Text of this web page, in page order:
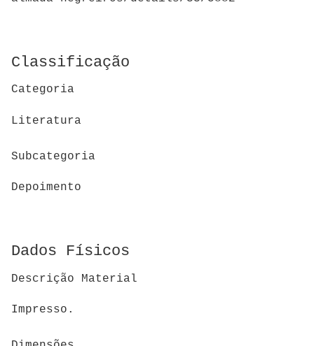
Classificação
Categoria
Literatura
Subcategoria
Depoimento
Dados Físicos
Descrição Material
Impresso.